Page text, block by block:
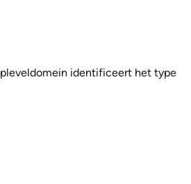
identificeert het type